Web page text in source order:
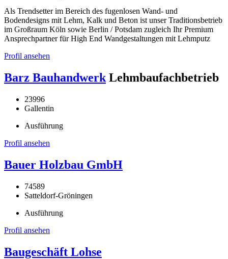
Als Trendsetter im Bereich des fugenlosen Wand- und
Bodendesigns mit Lehm, Kalk und Beton ist unser Traditionsbetrieb
im Großraum Köln sowie Berlin / Potsdam zugleich Ihr Premium
Ansprechpartner für High End Wandgestaltungen mit Lehmputz
Profil ansehen
Barz Bauhandwerk Lehmbaufachbetrieb
23996
Gallentin
Ausführung
Profil ansehen
Bauer Holzbau GmbH
74589
Satteldorf-Gröningen
Ausführung
Profil ansehen
Baugeschäft Lohse